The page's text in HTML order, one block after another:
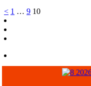
Stránkovanie
príspevkov
< 1 … 9 10